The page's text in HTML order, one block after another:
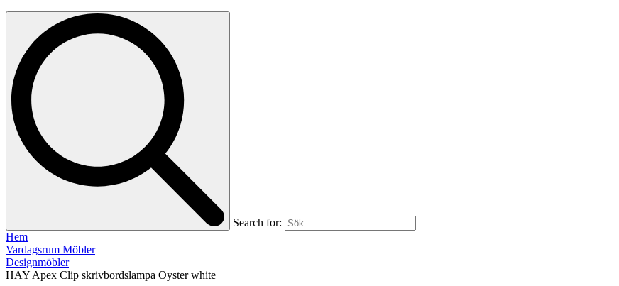
Search for:
Hem
Vardagsrum Möbler
Designmöbler
HAY Apex Clip skrivbordslampa Oyster white